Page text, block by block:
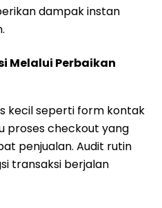
dampak instan
Melalui Perbaikan
kecil seperti form kontak
proses checkout yang
penjualan. Audit rutin
transaksi berjalan